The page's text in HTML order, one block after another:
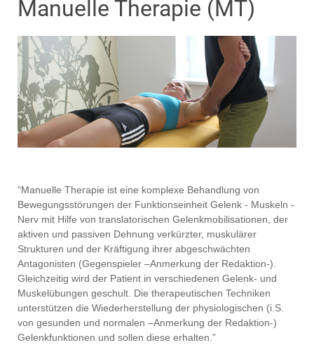
Manuelle Therapie (MT)
“Manuelle Therapie ist eine komplexe Behandlung von
Bewegungsstörungen der Funktionseinheit Gelenk - Muskeln -
Nerv mit Hilfe von translatorischen Gelenkmobilisationen, der
aktiven und passiven Dehnung verkürzter, muskulärer
Strukturen und der Kräftigung ihrer abgeschwächten
Antagonisten (Gegenspieler –Anmerkung der Redaktion-).
Gleichzeitig wird der Patient in verschiedenen Gelenk- und
Muskelübungen geschult. Die therapeutischen Techniken
unterstützen die Wiederherstellung der physiologischen (i.S.
von gesunden und normalen –Anmerkung der Redaktion-)
Gelenkfunktionen und sollen diese erhalten.”